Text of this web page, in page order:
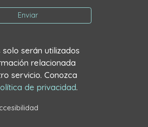
Enviar
solo serán utilizados
relacionada
servicio. Conozca
de privacidad.